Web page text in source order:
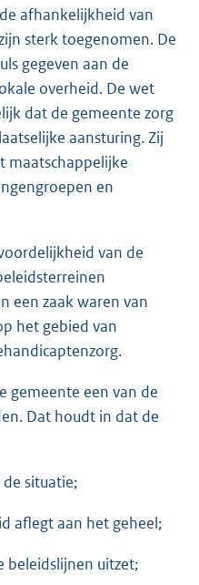
afhankelijkheid van
sterk toegenomen. De
gegeven aan de
overheid. De wet
dat de gemeente zorg
aansturing. Zij
maatschappelijke
en
van de
een zaak waren van
het gebied van
gemeente een van de
Dat houdt in dat de
situatie;
aflegt aan het geheel;
beleidslijnen uitzet;